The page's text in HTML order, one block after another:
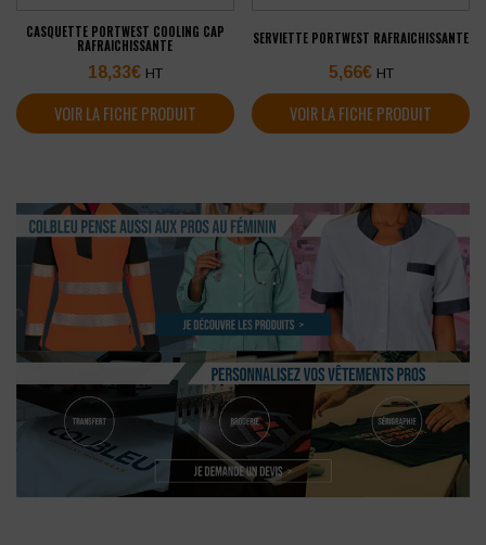
CASQUETTE PORTWEST COOLING CAP
RAFRAICHISSANTE
18,33€ HT
VOIR LA FICHE PRODUIT
SERVIETTE PORTWEST RAFRAICHISSANTE
5,66€ HT
VOIR LA FICHE PRODUIT